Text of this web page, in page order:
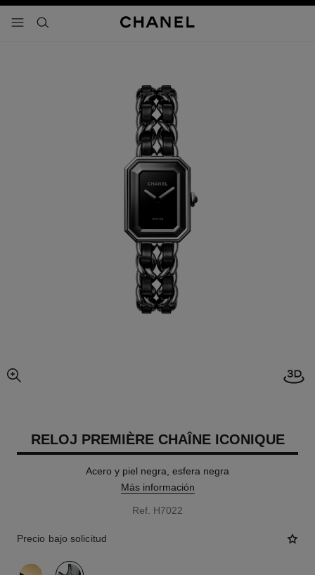
- navegación principal
buscar
imagen agrandada
RELOJ PREMIÈRE CHAÎNE ICONIQUE
Acero y piel negra, esfera negra
Más información
Ref. H7022
Precio bajo solicitud
variante (2)